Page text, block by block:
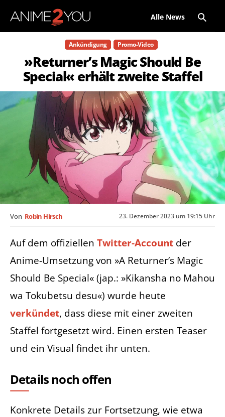
Alle News
Ankündigung Promo-Video
»Returner’s Magic Should Be
Special« erhält zweite Staffel
23. Dezember 2023 um 19:15 Uhr
Von Robin Hirsch
Auf dem offiziellen Twitter-Account der
Anime-Umsetzung von »A Returner’s Magic
Should Be Special« (jap.: »Kikansha no Mahou
wa Tokubetsu desu«) wurde heute
verkündet, dass diese mit einer zweiten
Staffel fortgesetzt wird. Einen ersten Teaser
und ein Visual findet ihr unten.
Details noch offen
Konkrete Details zur Fortsetzung, wie etwa